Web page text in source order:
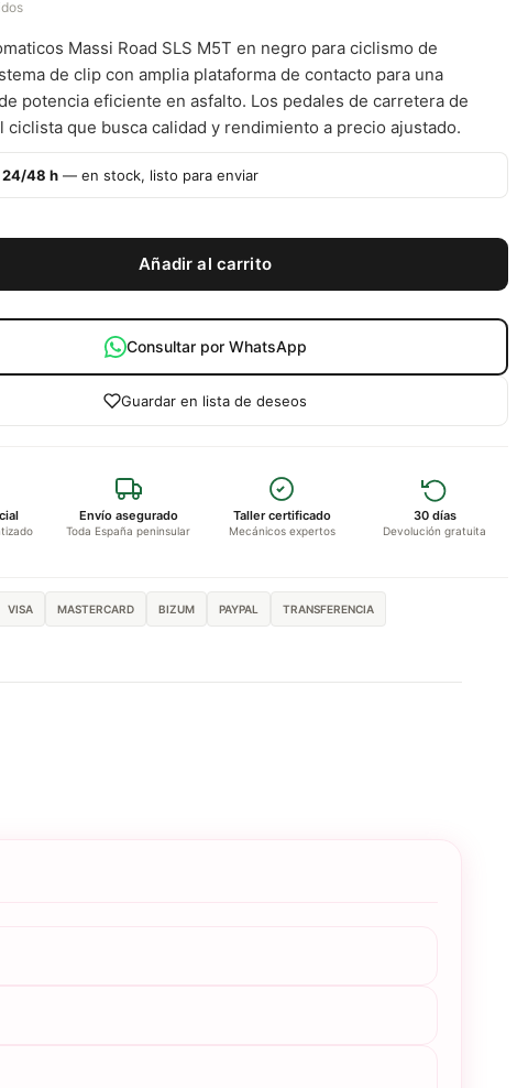
Massi Road SLS M5T en negro para ciclismo de
de clip con amplia plataforma de contacto para una
potencia eficiente en asfalto. Los pedales de carretera de
ciclista que busca calidad y rendimiento a precio ajustado.
24/48 h — en stock, listo para enviar
Añadir al carrito
Consultar por WhatsApp
Guardar en lista de deseos
Envío asegurado
Toda España peninsular
Taller certificado
Mecánicos expertos
30 días
Devolución gratuita
VISA MASTERCARD BIZUM PAYPAL TRANSFERENCIA